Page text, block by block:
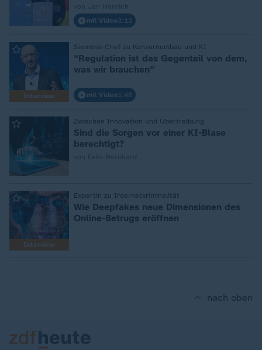
mit Video3:12
Interview
Siemens-Chef zu Konzernumbau und KI
"Regulation ist das Gegenteil von dem,
was wir brauchen"
mit Video 1:48
Zwischen Innovation und Übertreibung
Sind die Sorgen vor einer KI-Blase
berechtigt?
Interview
Expertin zu Internetkriminalität
Wie Deepfakes neue Dimensionen des
Online-Betrugs eröffnen
nach oben